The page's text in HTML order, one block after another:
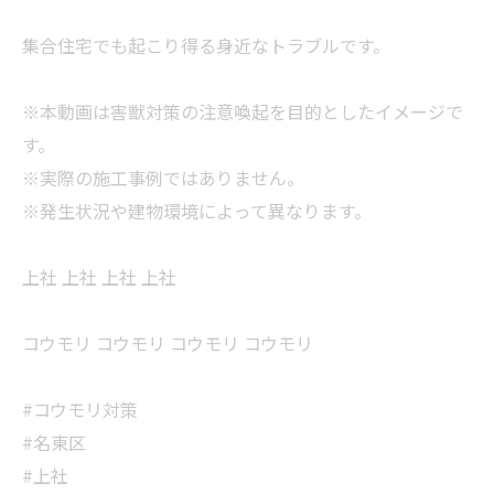
集合住宅でも起こり得る身近なトラブルです。
※本動画は害獣対策の注意喚起を目的としたイメージで
す。
※実際の施工事例ではありません。
※発生状況や建物環境によって異なります。
上社 上社 上社 上社
コウモリ コウモリ コウモリ コウモリ
#コウモリ対策
#名東区
#上社